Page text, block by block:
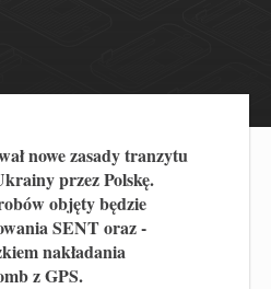
nowe zasady tranzytu
przez Polskę.
objęty będzie
SENT oraz -
nakładania
z GPS.